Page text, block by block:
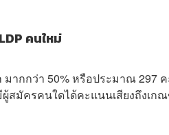
คนใหม่
ากกว่า 50% หรือประมาณ 297
มัครคนใดได้คะแนนเสียงถึงเก